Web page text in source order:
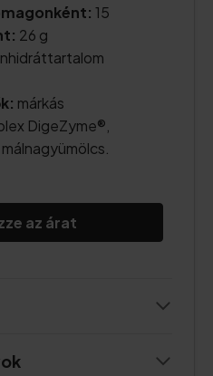
15
26 g
márkás
DigeZyme®,
az árat